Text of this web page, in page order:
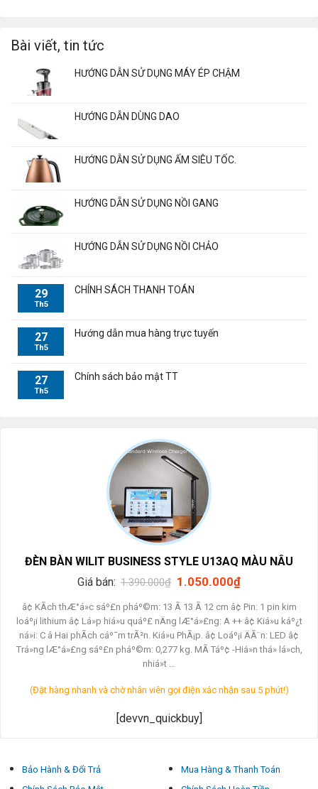
Bài viết, tin tức
HƯỚNG DẪN SỬ DỤNG MÁY ÉP CHẬM
HƯỚNG DẪN DÙNG DAO
HƯỚNG DẪN SỬ DỤNG ẤM SIÊU TỐC.
HƯỚNG DẴN SỬ DỤNG NỒI GANG
HƯỚNG DẪN SỬ DỤNG NỒI CHẢO
29
Th5
CHÍNH SÁCH THANH TOÁN
27
Th5
Hướng dẫn mua hàng trực tuyến
27
Th5
Chính sách bảo mật TT
ĐÈN BÀN WILIT BUSINESS STYLE U13AQ MÀU NÂU
Giá bán: 1.390.000₫ Giá
là:
1.390.000₫.
1.050.000₫Giá
tại
là:
1.050.000₫.
â¢ KÃ­ch thÆ°á»c sáº£n pháº©m: 13 Ã 13 Ã 12 cm â¢ Pin: 1 pin kim
loáº¡i lithium â¢ Lá»p hiá»u quáº£ nÄng lÆ°á»£ng: A ++ â¢ Kiá»u káº¿t
ná»i: C â Hai phÃ­ch cáº¯m trÃ²n. Kiá»u PhÃ¡p. â¢ Loáº¡i ÄÃ¨n: LED â¢
Trá»ng lÆ°á»£ng sáº£n pháº©m: 0,277 kg. MÃ Táº¢ -Hiá»n thá» lá»ch,
nhiá»t …
(Đặt hàng nhanh và chờ nhân viên gọi điện xác nhận sau 5 phút!)
[devvn_quickbuy]
Bảo Hành & Đổi Trả
Mua Hàng & Thanh Toán